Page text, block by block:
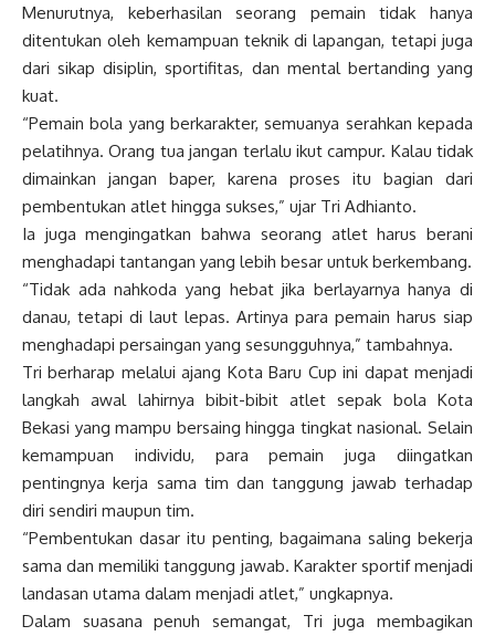
Menurutnya, keberhasilan seorang pemain tidak hanya
ditentukan oleh kemampuan teknik di lapangan, tetapi juga
dari sikap disiplin, sportifitas, dan mental bertanding yang
kuat.
“Pemain bola yang berkarakter, semuanya serahkan kepada
pelatihnya. Orang tua jangan terlalu ikut campur. Kalau tidak
dimainkan jangan baper, karena proses itu bagian dari
pembentukan atlet hingga sukses,” ujar Tri Adhianto.
Ia juga mengingatkan bahwa seorang atlet harus berani
menghadapi tantangan yang lebih besar untuk berkembang.
“Tidak ada nahkoda yang hebat jika berlayarnya hanya di
danau, tetapi di laut lepas. Artinya para pemain harus siap
menghadapi persaingan yang sesungguhnya,” tambahnya.
Tri berharap melalui ajang Kota Baru Cup ini dapat menjadi
langkah awal lahirnya bibit-bibit atlet sepak bola Kota
Bekasi yang mampu bersaing hingga tingkat nasional. Selain
kemampuan individu, para pemain juga diingatkan
pentingnya kerja sama tim dan tanggung jawab terhadap
diri sendiri maupun tim.
“Pembentukan dasar itu penting, bagaimana saling bekerja
sama dan memiliki tanggung jawab. Karakter sportif menjadi
landasan utama dalam menjadi atlet,” ungkapnya.
Dalam suasana penuh semangat, Tri juga membagikan